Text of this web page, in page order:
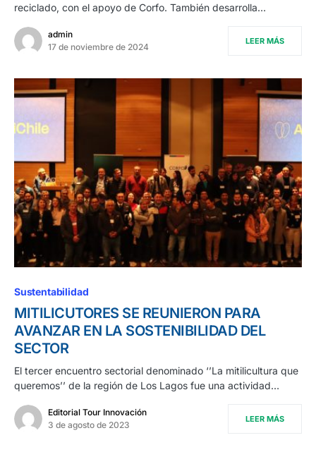
reciclado, con el apoyo de Corfo. También desarrolla…
admin
17 de noviembre de 2024
LEER MÁS
Sustentabilidad
MITILICUTORES SE REUNIERON PARA
AVANZAR EN LA SOSTENIBILIDAD DEL
SECTOR
El tercer encuentro sectorial denominado ‘’La mitilicultura que
queremos’’ de la región de Los Lagos fue una actividad…
Editorial Tour Innovación
3 de agosto de 2023
LEER MÁS